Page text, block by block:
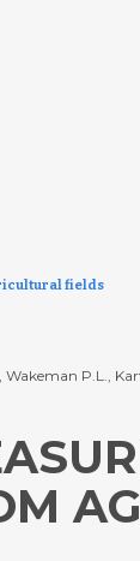
fields
Wakeman P.L.,